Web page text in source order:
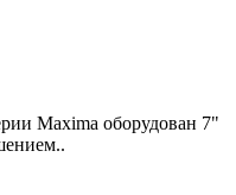
Maxima оборудован 7"